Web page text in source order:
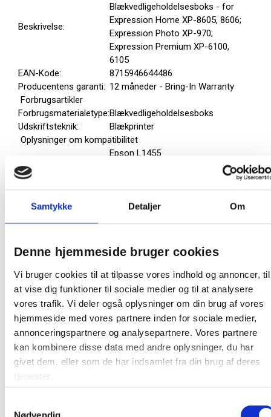
Samtykke Detaljer Om
Denne hjemmeside bruger cookies
Vi bruger cookies til at tilpasse vores indhold og annoncer, til
at vise dig funktioner til sociale medier og til at analysere
vores trafik. Vi deler også oplysninger om din brug af vores
hjemmeside med vores partnere inden for sociale medier,
annonceringspartnere og analysepartnere. Vores partnere
kan kombinere disse data med andre oplysninger, du har
givet dem, eller som de har indsamlet fra din brug af deres
tjenester.
Nødvendig
Beskrivelse:
Blækvedligeholdelsesboks - for
Expression Home XP-8605, 8606;
Expression Photo XP-970;
Expression Premium XP-6100,
6105
EAN-Kode:
8715946644486
Producentens garanti: 12 måneder - Bring-In Warranty
Forbrugsartikler
Forbrugsmaterialetype:Blækvedligeholdelsesboks
Udskriftsteknik:
Blækprinter
Oplysninger om kompatibilitet
Epson L1455
Epson Expression Home XP-
Epson Expression Home HD XP-
15000
in-One, XP-8505, XP-970, XP-970
Small-in-One
Epson Expression Premium XP-
6000, XP-6005, XP-6100, XP-6105
Epson WorkForce WF-3010DW,
WF-3520DWF, WF-3530DTWF,
WF-3540DTWF, WF-7210
På lager: 112 stk
Producent: